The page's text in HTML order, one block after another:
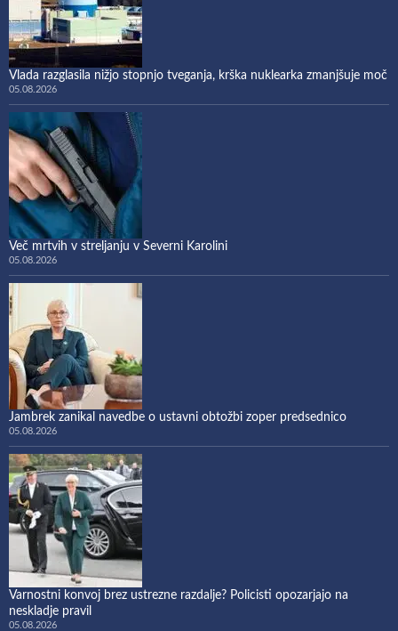
Vlada razglasila nižjo stopnjo tveganja, krška nuklearka zmanjšuje moč
05.08.2026
Več mrtvih v streljanju v Severni Karolini
05.08.2026
Jambrek zanikal navedbe o ustavni obtožbi zoper predsednico
05.08.2026
Varnostni konvoj brez ustrezne razdalje? Policisti opozarjajo na
neskladje pravil
05.08.2026